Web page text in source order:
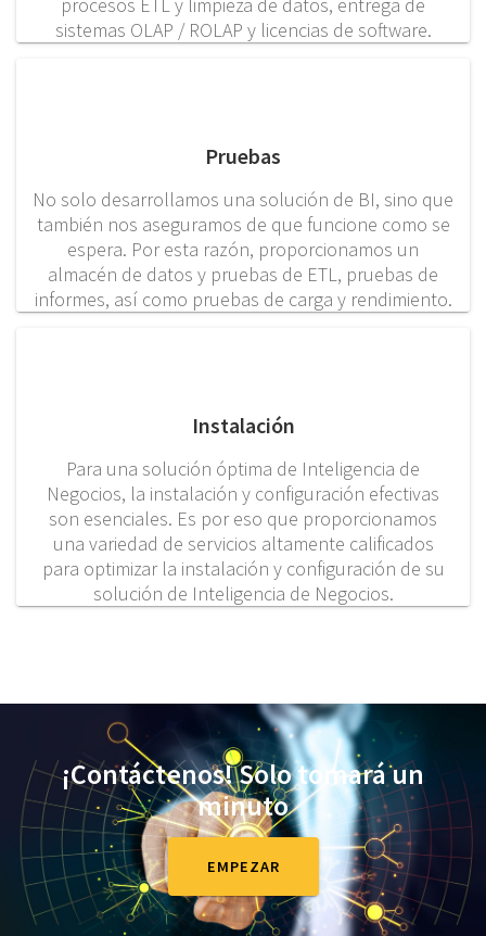
sistemas OLAP / ROLAP y licencias de software.
Pruebas
No solo desarrollamos una solución de BI, sino que
también nos aseguramos de que funcione como se
espera. Por esta razón, proporcionamos un
almacén de datos y pruebas de ETL, pruebas de
informes, así como pruebas de carga y rendimiento.
Instalación
Para una solución óptima de Inteligencia de
Negocios, la instalación y configuración efectivas
son esenciales. Es por eso que proporcionamos
una variedad de servicios altamente calificados
para optimizar la instalación y configuración de su
solución de Inteligencia de Negocios.
¡Contáctenos!Solo tomará un
minuto
EMPEZAR